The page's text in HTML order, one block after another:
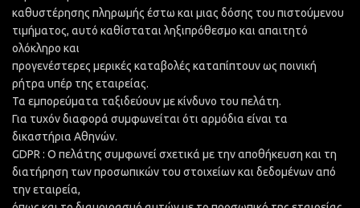
καθυστέρησης πληρωμής έστω και μιας δόσης του πιστούμενου
τιμήματος, αυτό καθίσταται ληξιπρόθεσμο και απαιτητό
ολόκληρο και
προγενέστερες μερικές καταβολές καταπίπτουν ως ποινική
ρήτρα υπέρ της εταιρείας.
Τα εμπορεύματα ταξιδεύουν με κίνδυνο του πελάτη.
Για τυχόν διαφορά συμφωνείται ότι αρμόδια είναι τα
δικαστήρια Αθηνών.
GDPR : Ο πελάτης συμφωνεί σχετικά με την αποθήκευση και τη
διατήρηση των προσωπικών του στοιχείων και δεδομένων από
την εταιρεία,